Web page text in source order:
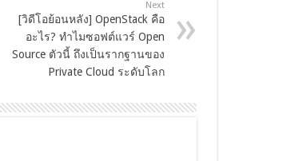
Next
[วิดีโอย้อนหลัง] OpenStack คือ
อะไร? ทำไมซอฟต์แวร์ Open
Source ตัวนี้ ถึงเป็นรากฐานของ
Private Cloud ระดับโลก